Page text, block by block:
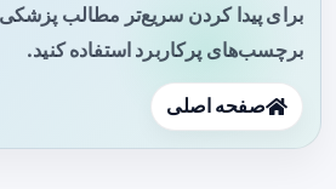
برای پیدا کردن سریع‌تر مطالب
برچسب‌های پرکاربرد استفاده کنید.
صفحه اصلی